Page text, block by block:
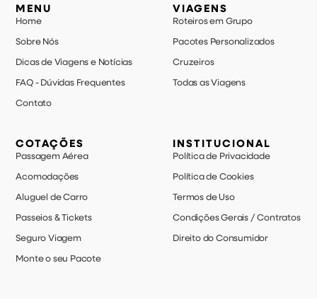
MENU
Home
Sobre Nós
Dicas de Viagens e Notícias
FAQ - Dúvidas Frequentes
Contato
VIAGENS
Roteiros em Grupo
Pacotes Personalizados
Cruzeiros
Todas as Viagens
COTAÇÕES
Passagem Aérea
Acomodações
Aluguel de Carro
Passeios & Tickets
Seguro Viagem
Monte o seu Pacote
INSTITUCIONAL
Política de Privacidade
Política de Cookies
Termos de Uso
Condições Gerais / Contratos
Direito do Consumidor